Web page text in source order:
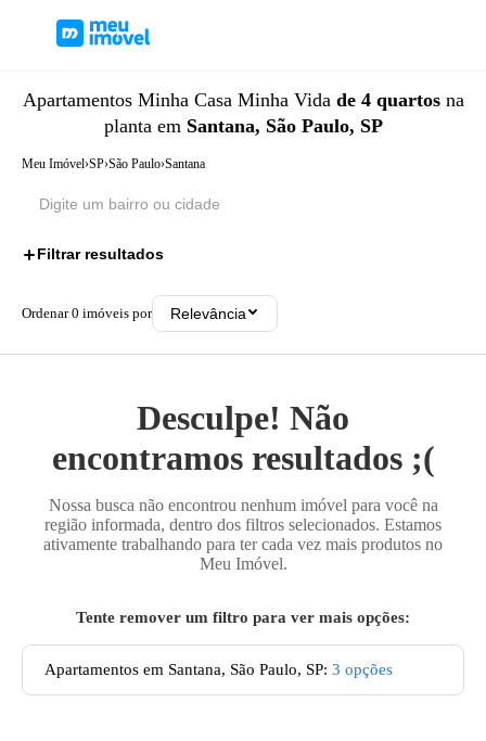
Apartamentos Minha Casa Minha Vida de 4 quartosna
planta em Santana, São Paulo, SP
Meu Imóvel›SP›São Paulo›Santana
Filtrar resultados
Ordenar0 imóveis por Relevância
Desculpe! Não
encontramos resultados ;(
Nossa busca não encontrou nenhum imóvel para você na
região informada, dentro dos filtros selecionados. Estamos
ativamente trabalhando para ter cada vez mais produtos no
Meu Imóvel.
Tente remover um filtro para ver mais opções:
Apartamentos em Santana, São Paulo, SP: 3 opções